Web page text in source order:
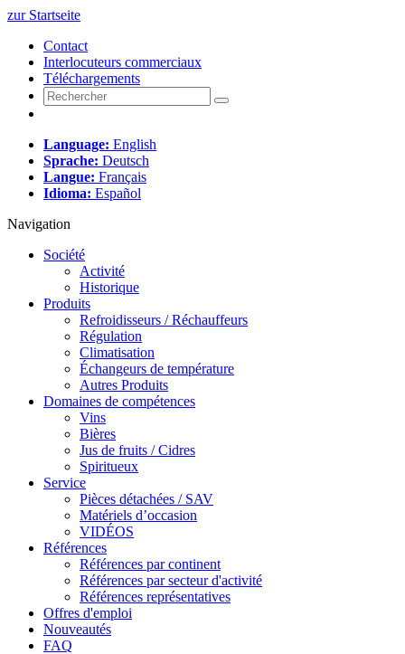
zur Startseite
Contact
Interlocuteurs commerciaux
Téléchargements
Language: English
Sprache: Deutsch
Langue: Français
Idioma: Español
Navigation
Société
Activité
Historique
Produits
Refroidisseurs / Réchauffeurs
Régulation
Climatisation
Échangeurs de température
Autres Produits
Domaines de compétences
Vins
Bières
Jus de fruits / Cidres
Spiritueux
Service
Pièces détachées / SAV
Matériels d’occasion
VIDÉOS
Références
Références par continent
Références par secteur d'activité
Références représentatives
Offres d'emploi
Nouveautés
FAQ